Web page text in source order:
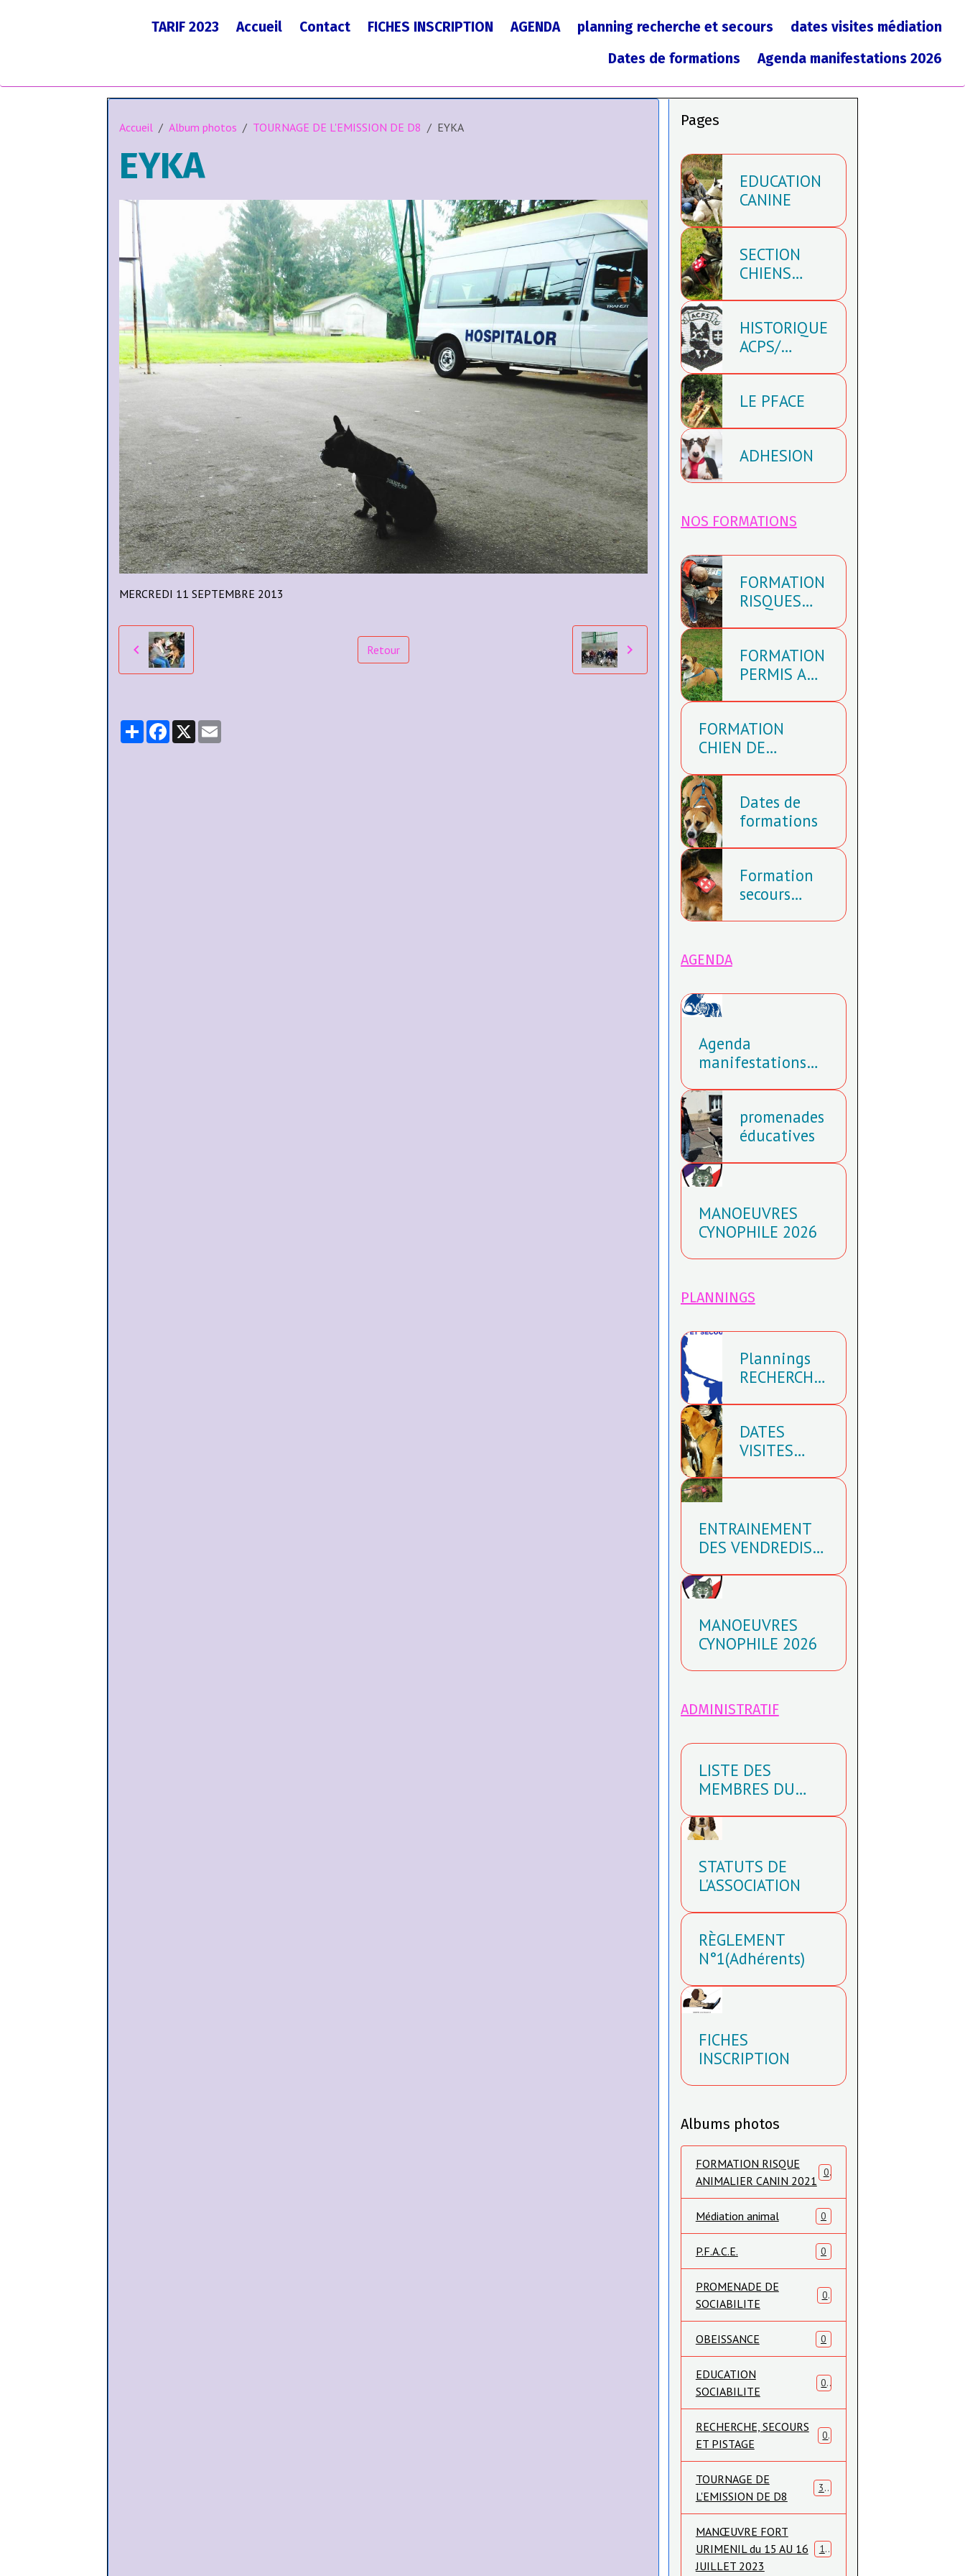
TARIF 2023 Accueil Contact FICHES INSCRIPTION AGENDA planning recherche et secours
dates visites médiation
Dates de formations
Agenda manifestations 2026
Accueil Album photos TOURNAGE DE L'EMISSION DE D8 EYKA
EYKA
MERCREDI 11 SEPTEMBRE 2013
Retour
PartagerFacebook
X
Pages
EDUCATION
CANINE
SECTION
CHIENS
RECHERCHE
HISTORIQUE
ACPS/
LE PFACE
ADHESION
NOS FORMATIONS
FORMATION
RISQUES
FORMATION
PERMIS A
FORMATION
CHIEN DE
SECOURS
Dates de
formations
Formation
secours
AGENDA
Agenda
manifestations
promenades
éducatives
MANOEUVRES
CYNOPHILE 2026
PLANNINGS
Plannings
RECHERCHE
2026
DATES
VISITES
ENTRAINEMENT
DES VENDREDIS
MANOEUVRES
CYNOPHILE 2026
ADMINISTRATIF
LISTE DES
MEMBRES DU
STATUTS DE
L'ASSOCIATION
RÈGLEMENT
N°1(Adhérents)
FICHES
INSCRIPTION
Albums photos
FORMATION RISQUE
ANIMALIER CANIN 2021
0
Médiation animal 0
P.F.A.C.E. 0
PROMENADE DE
SOCIABILITE
0
OBEISSANCE 0
EDUCATION
SOCIABILITE
0
RECHERCHE, SECOURS
ET PISTAGE
0
TOURNAGE DE
L'EMISSION DE D8
31
MANŒUVRE FORT
URIMENIL du 15 AU 16
JUILLET 2023
119